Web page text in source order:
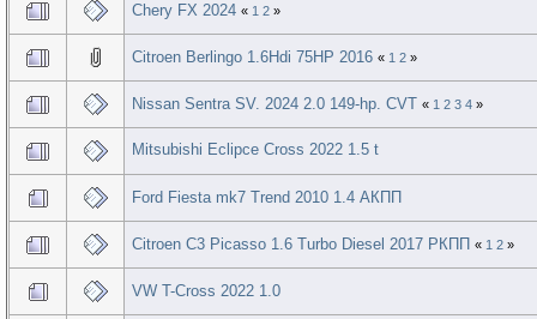
Chery FX 2024 « 1 2 »
Сitroen Berlingo 1.6Hdi 75HP 2016 « 1 2 »
Nissan Sentra SV. 2024 2.0 149-hp. CVT « 1 2 3 4 »
Mitsubishi Eclipce Cross 2022 1.5 t
Ford Fiesta mk7 Trend 2010 1.4 АКПП
Citroen C3 Picasso 1.6 Turbo Diesel 2017 РКПП « 1 2 »
VW T-Cross 2022 1.0